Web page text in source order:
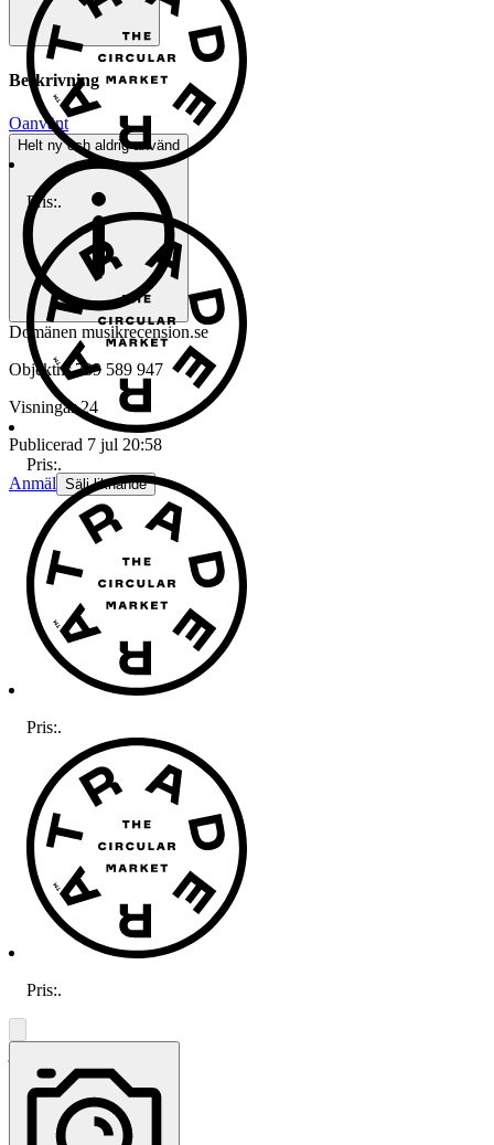
Beskrivning
Oanvänt
Helt ny och aldrig använd
Domänen musikrecension.se
Objektnr 739 589 947
Visningar 24
Publicerad 7 jul 20:58
Anmäl Sälj liknande
Helsingborg
Sverige
Pris:.
Pris:.
Pris:.
Pris:.